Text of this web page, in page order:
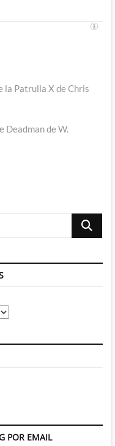
la Patrulla X de Chris
Deadman de W.
Buscar
POR EMAIL